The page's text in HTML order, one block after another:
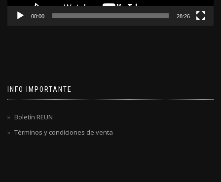
00:00 28:26
INFO IMPORTANTE
Boletín REUN
Términos y condiciones de venta